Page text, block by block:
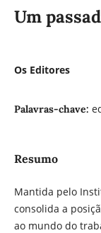
Um
Os Editores
Palavras-chave:
Resumo
Mantida pelo
consolida a
ao mundo do